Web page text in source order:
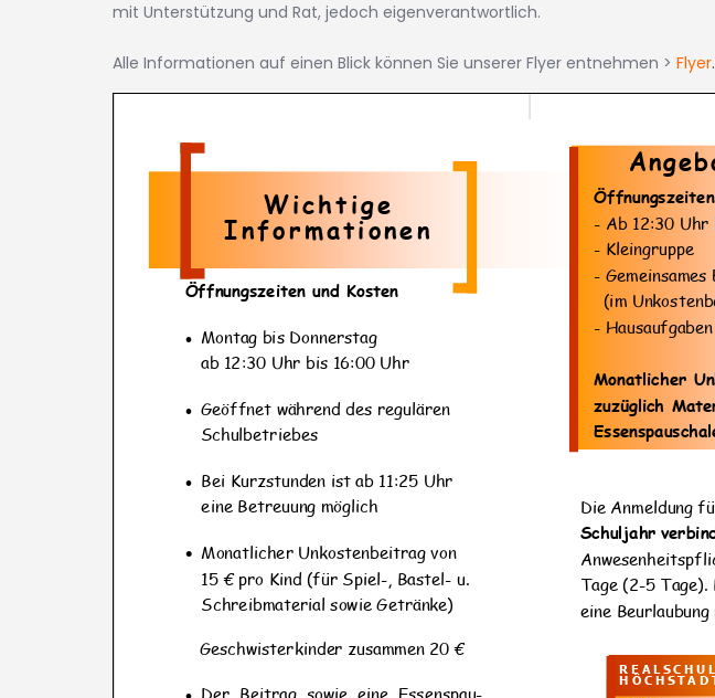
mit Unterstützung und Rat, jedoch eigenverantwortlich.
Alle Informationen auf einen Blick können Sie unserer Flyer entnehmen > Flyer.